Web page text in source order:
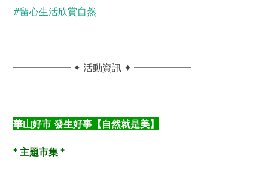
#留心生活欣賞自然
━━━━━━ ✦ 活動資訊 ✦ ━━━━━━
華山好市 發生好事【自然就是美】
* 主題市集 *